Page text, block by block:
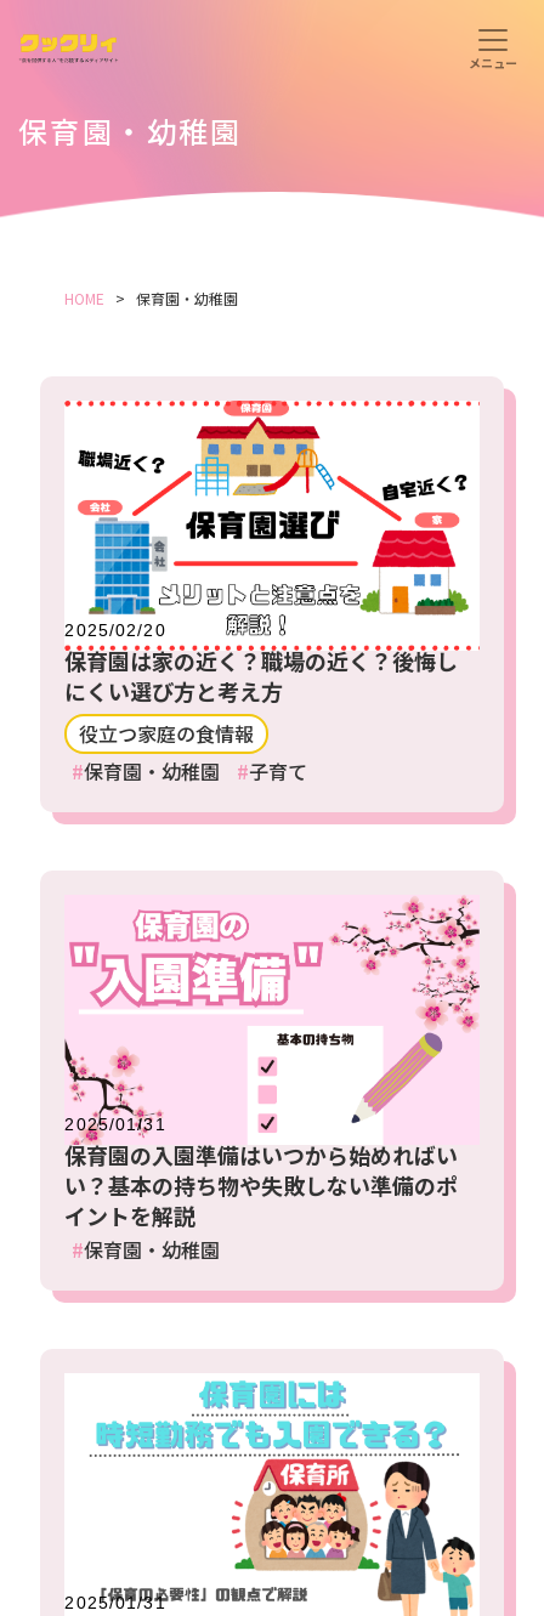
保育園・幼稚園
HOME 保育園・幼稚園
2025/02/20
保育園は家の近く？職場の近く？後悔し
にくい選び方と考え方
役立つ家庭の食情報
保育園・幼稚園
子育て
2025/01/31
保育園の入園準備はいつから始めればい
い？基本の持ち物や失敗しない準備のポ
イントを解説
保育園・幼稚園
2025/01/31